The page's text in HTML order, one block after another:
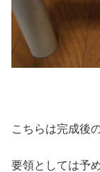
こちらは完成後
要領としては予